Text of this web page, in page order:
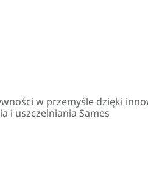
w przemyśle dzięki
i uszczelniania Sames